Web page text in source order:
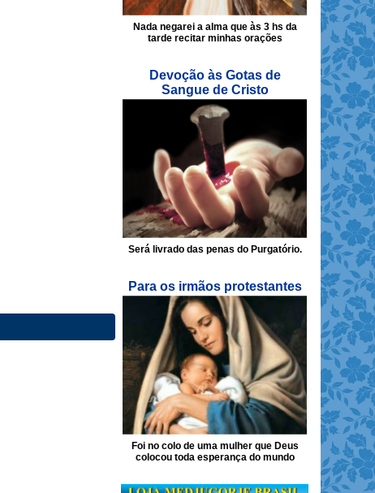
Nada negarei a alma que às 3 hs da
tarde recitar minhas orações
Devoção às Gotas de
Sangue de Cristo
Será livrado das penas do Purgatório.
Para os irmãos protestantes
Foi no colo de uma mulher que Deus
colocou toda esperança do mundo